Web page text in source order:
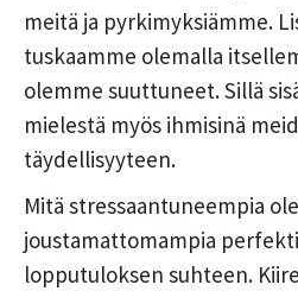
meitä ja pyrkimyksiämme.
tuskaamme olemalla
olemme suuttuneet. Sillä
mielestä myös ihmisinä
täydellisyyteen.
Mitä stressaantuneempia
joustamattomampia
lopputuloksen suhteen.